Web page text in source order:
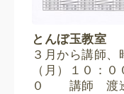
とんぼ玉教室
３月から講師、
（月）１０：
０ 講師 渡